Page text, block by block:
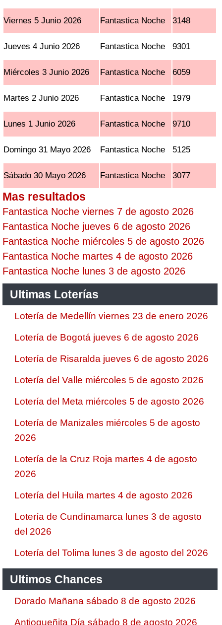
Viernes 5 Junio 2026 Fantastica Noche 3148
Jueves 4 Junio 2026 Fantastica Noche 9301
Miércoles 3 Junio 2026 Fantastica Noche 6059
Martes 2 Junio 2026 Fantastica Noche 1979
Lunes 1 Junio 2026 Fantastica Noche 9710
Domingo 31 Mayo 2026 Fantastica Noche 5125
Sábado 30 Mayo 2026 Fantastica Noche 3077
Mas resultados
Fantastica Noche viernes 7 de agosto 2026
Fantastica Noche jueves 6 de agosto 2026
Fantastica Noche miércoles 5 de agosto 2026
Fantastica Noche martes 4 de agosto 2026
Fantastica Noche lunes 3 de agosto 2026
Ultimas Loterías
Lotería de Medellín viernes 23 de enero 2026
Lotería de Bogotá jueves 6 de agosto 2026
Lotería de Risaralda jueves 6 de agosto 2026
Lotería del Valle miércoles 5 de agosto 2026
Lotería del Meta miércoles 5 de agosto 2026
Lotería de Manizales miércoles 5 de agosto
2026
Lotería de la Cruz Roja martes 4 de agosto
2026
Lotería del Huila martes 4 de agosto 2026
Lotería de Cundinamarca lunes 3 de agosto
del 2026
Lotería del Tolima lunes 3 de agosto del 2026
Ultimos Chances
Dorado Mañana sábado 8 de agosto 2026
Antioqueñita Día sábado 8 de agosto 2026